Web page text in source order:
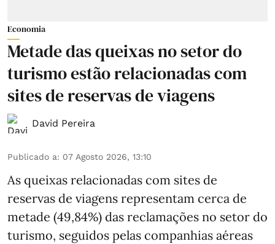
Economia
Metade das queixas no setor do
turismo estão relacionadas com
sites de reservas de viagens
David Pereira
Publicado a: 07 Agosto 2026, 13:10
As queixas relacionadas com sites de
reservas de viagens representam cerca de
metade (49,84%) das reclamações no setor do
turismo, seguidos pelas companhias aéreas